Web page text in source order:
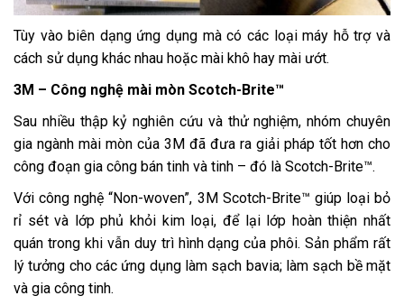
Tùy vào biên dạng ứng dụng mà có các loại máy hỗ trợ và
cách sử dụng khác nhau hoặc mài khô hay mài ướt.
3M – Công nghệ mài mòn Scotch-Brite™
Sau nhiều thập kỷ nghiên cứu và thử nghiệm, nhóm chuyên
gia ngành mài mòn của 3M đã đưa ra giải pháp tốt hơn cho
công đoạn gia công bán tinh và tinh – đó là Scotch-Brite™.
Với công nghệ “Non-woven”, 3M Scotch-Brite™ giúp loại bỏ
rỉ sét và lớp phủ khỏi kim loại, để lại lớp hoàn thiện nhất
quán trong khi vẫn duy trì hình dạng của phôi. Sản phẩm rất
lý tưởng cho các ứng dụng làm sạch bavia; làm sạch bề mặt
và gia công tinh.